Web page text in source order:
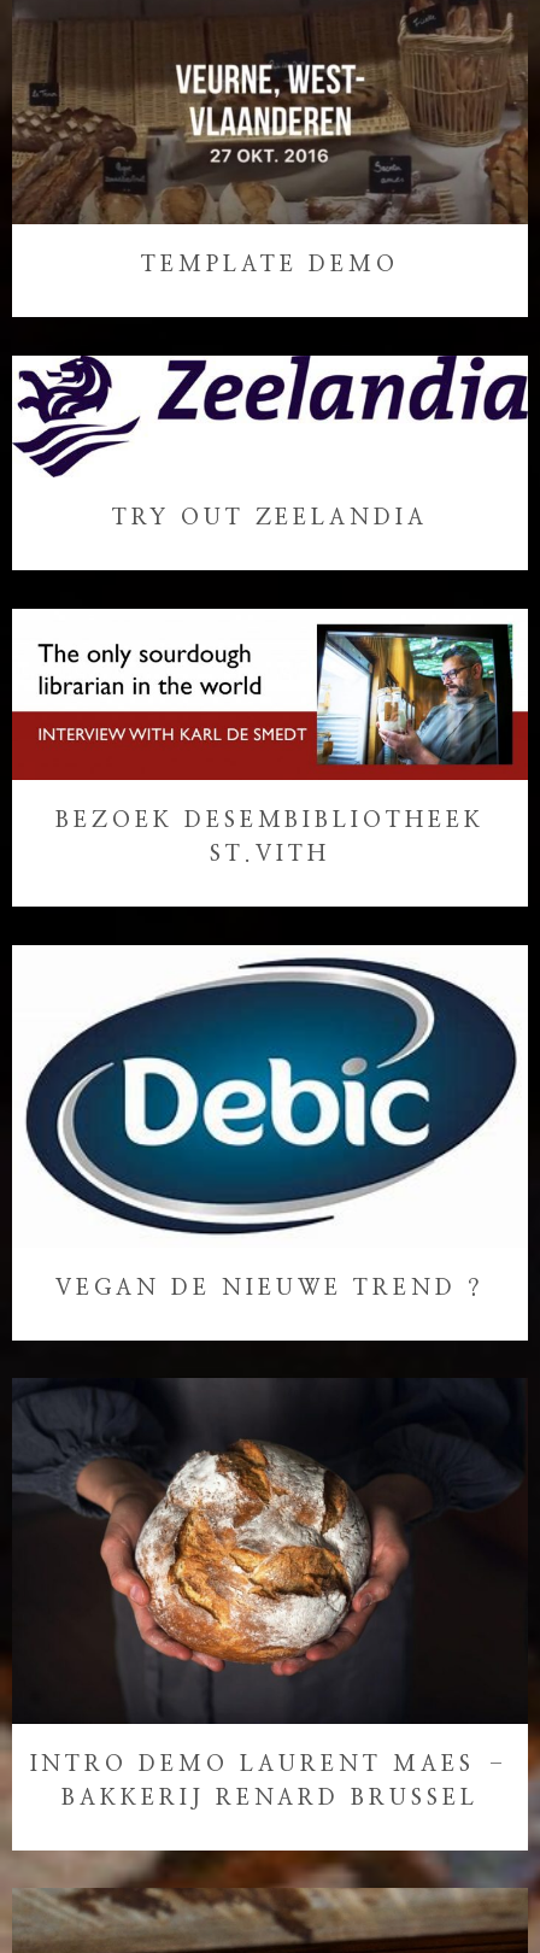
TEMPLATE DEMO
TRY OUT ZEELANDIA
BEZOEK DESEMBIBLIOTHEEK
ST.VITH
VEGAN DE NIEUWE TREND ?
INTRO DEMO LAURENT MAES –
BAKKERIJ RENARD BRUSSEL